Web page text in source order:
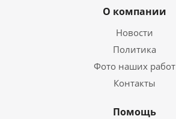
О компании
Новости
Политика
Фото наших работ
Контакты
Помощь